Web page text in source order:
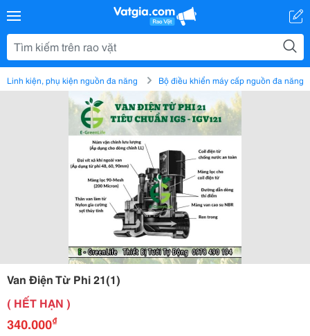
Linh kiện, phụ kiện nguồn đa năng Bộ điều khiển máy cấp nguồn đa năng
Van Điện Từ Phi 21(1)
( HẾT HẠN )
340.000₫